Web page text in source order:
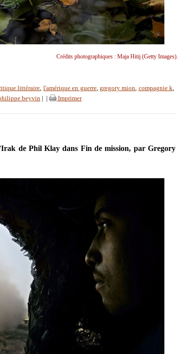
Crédits photographiques : Maja Hitij (Getty Images).
littéraire, l'amérique en guerre, gregory mion, compagnie k,
beyvin Imprimer
de Phil Klay dans Fin de mission, par Gregory